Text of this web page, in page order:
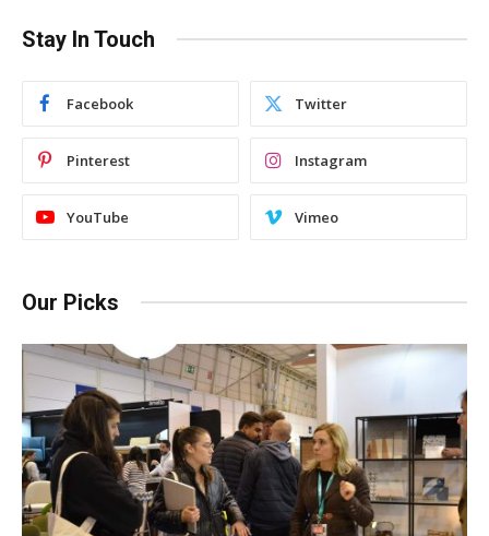
Stay In Touch
Facebook Twitter
Pinterest Instagram
YouTube Vimeo
Our Picks